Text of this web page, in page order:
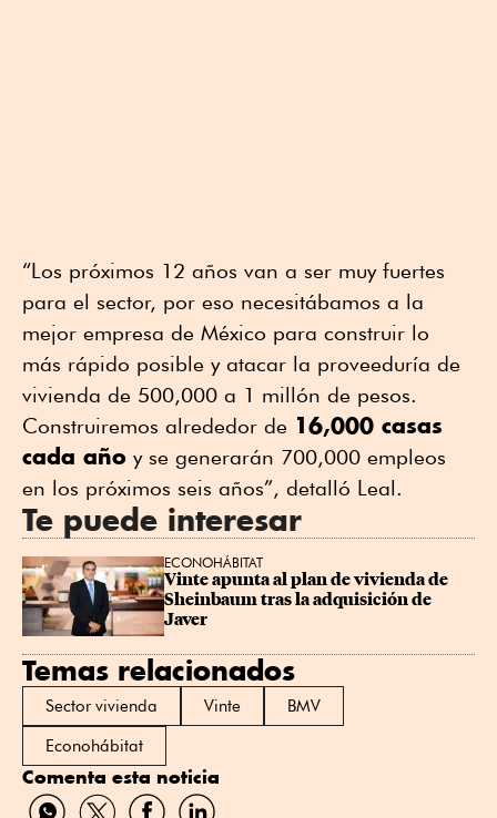
“Los próximos 12 años van a ser muy fuertes
para el sector, por eso necesitábamos a la
mejor empresa de México para construir lo
más rápido posible y atacar la proveeduría de
vivienda de 500,000 a 1 millón de pesos.
Construiremos alrededor de 16,000 casas
cada año y se generarán 700,000 empleos
en los próximos seis años”, detalló Leal.
Te puede interesar
ECONOHÁBITAT
Vinte apunta al plan de vivienda de
Sheinbaum tras la adquisición de
Javer
Temas relacionados
Sector vivienda Vinte
BMV
Econohábitat
Comenta esta noticia